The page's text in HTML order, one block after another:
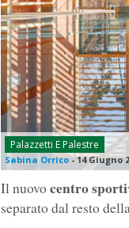
Palazzetti E Palestre
Sabina Orrico-14 Giugno
Il nuovocentro
separato dal resto